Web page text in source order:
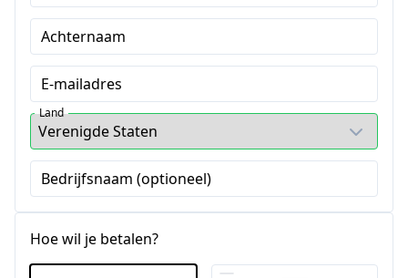
Achternaam
E-mailadres
Land
Bedrijfsnaam (optioneel)
Hoe wil je betalen?